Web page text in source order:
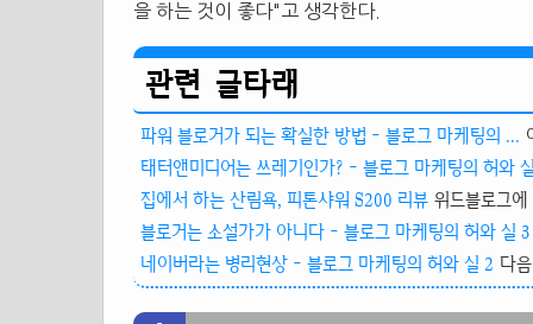
을 하는 것이 좋다"고 생각한다.
관련 글타래
파워 블로거가 되는 확실한 방법 - 블로그 마케팅의 ...
태터앤미디어는 쓰레기인가? - 블로그 마케팅의 허와
집에서 하는 산림욕, 피톤샤워 S200 리뷰 위드블로그
블로거는 소설가가 아니다 - 블로그 마케팅의 허와 실 3
네이버라는 병리현상 - 블로그 마케팅의 허와 실 2 다